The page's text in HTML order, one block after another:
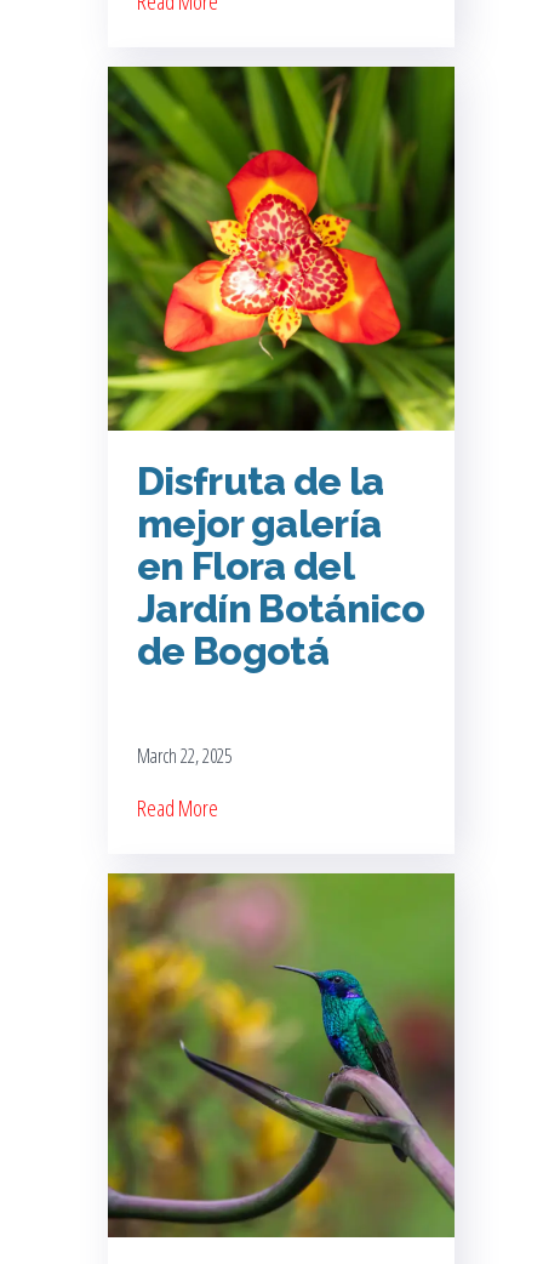
Disfruta de la
mejor galería
en Flora del
Jardín Botánico
de Bogotá
March 22, 2025
Read More